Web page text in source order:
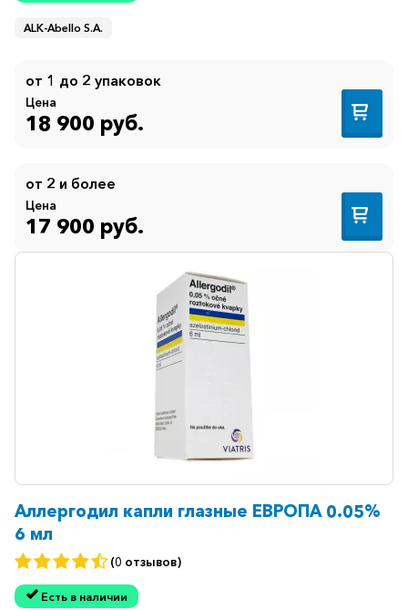
Противоопухолевые
Противоподагрические
Противорвотные
Противоэпилептические
Прочее
Пульмонология
Щитовидная
железа
ALK-Abello S.A.
от 1 до 2 упаковок
Цена
18 900 руб.
от 2 и более
Цена
17 900 руб.
Аллергодил капли глазные ЕВРОПА 0.05%
6 мл
(0 отзывов)
Есть в наличии